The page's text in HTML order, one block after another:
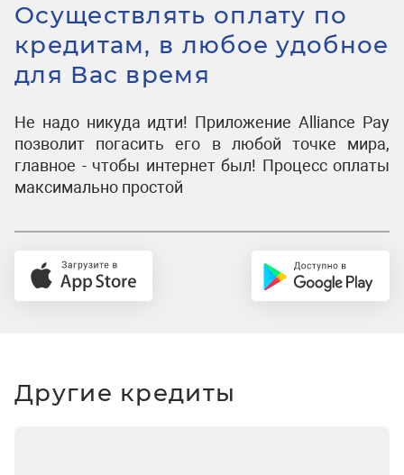
Осуществлять оплату по
кредитам, в любое удобное
для Вас время
Не надо никуда идти! Приложение Alliance Pay
позволит погасить его в любой точке мира,
главное - чтобы интернет был! Процесс оплаты
максимально простой
Другие кредиты